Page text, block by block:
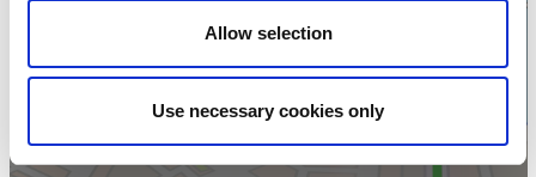
Allow selection
Use necessary cookies only
Klicka för att visa
karta